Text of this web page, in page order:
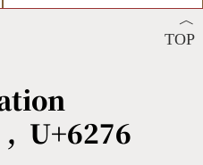
︿
TOP
U+6276